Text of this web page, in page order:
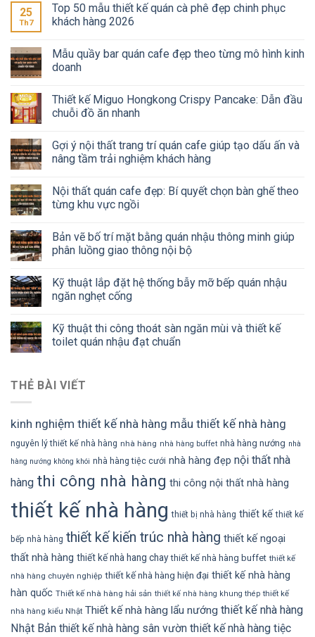
25
Th7
Top 50 mẫu thiết kế quán cà phê đẹp chinh phục
khách hàng 2026
Mẫu quầy bar quán cafe đẹp theo từng mô hình kinh
doanh
Thiết kế Miguo Hongkong Crispy Pancake: Dẫn đầu
chuỗi đồ ăn nhanh
Gợi ý nội thất trang trí quán cafe giúp tạo dấu ấn và
nâng tầm trải nghiệm khách hàng
Nội thất quán cafe đẹp: Bí quyết chọn bàn ghế theo
từng khu vực ngồi
Bản vẽ bố trí mặt bằng quán nhậu thông minh giúp
phân luồng giao thông nội bộ
Kỹ thuật lắp đặt hệ thống bẫy mỡ bếp quán nhậu
ngăn nghẹt cống
Kỹ thuật thi công thoát sàn ngăn mùi và thiết kế
toilet quán nhậu đạt chuẩn
THẺ BÀI VIẾT
kinh nghiệm thiết kế nhà hàng mẫu thiết kế nhà hàng
nguyên lý thiết kế nhà hàng nhà hàng nhà hàng buffet nhà hàng nướng nhà
hàng nướng không khói nhà hàng tiệc cưới nhà hàng đẹp nội thất nhà
hàng thi công nhà hàng thi công nội thất nhà hàng
thiết kế nhà hàng thiết bị nhà hàng thiết kế thiết kế
bếp nhà hàng thiết kế kiến trúc nhà hàng thiết kế ngoại
thất nhà hàng thiết kế nhà hang chay thiết kế nhà hàng buffet thiết kế
nhà hàng chuyên nghiệp thiết kế nhà hàng hiện đại thiết kế nhà hàng
hàn quốc Thiết kế nhà hàng hải sản thiết kế nhà hàng khung thép thiết kế
nhà hàng kiểu Nhật Thiết kế nhà hàng lẩu nướng thiết kế nhà hàng
Nhật Bản thiết kế nhà hàng sân vườn thiết kế nhà hàng tiệc